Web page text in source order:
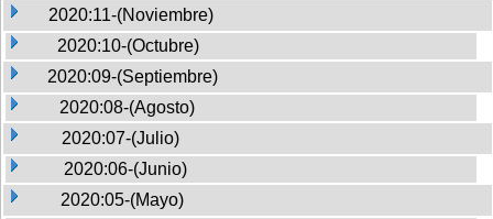
2020:11-(Noviembre)
2020:10-(Octubre)
2020:09-(Septiembre)
2020:08-(Agosto)
2020:07-(Julio)
2020:06-(Junio)
2020:05-(Mayo)